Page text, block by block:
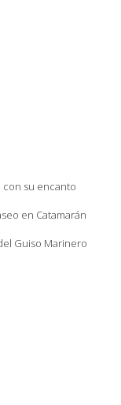
con su encanto
en Catamarán
Guiso Marinero